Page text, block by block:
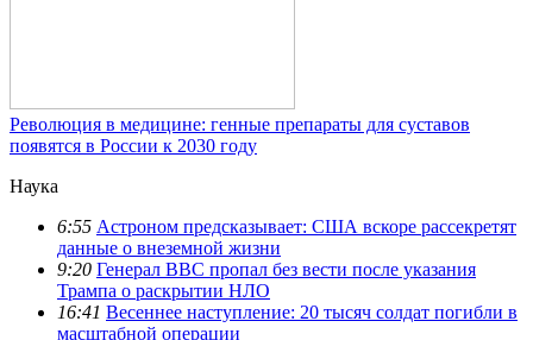
Революция в медицине: генные препараты для суставов
появятся в России к 2030 году
Наука
6:55 Астроном предсказывает: США вскоре рассекретят
данные о внеземной жизни
9:20 Генерал ВВС пропал без вести после указания
Трампа о раскрытии НЛО
16:41 Весеннее наступление: 20 тысяч солдат погибли в
масштабной операции